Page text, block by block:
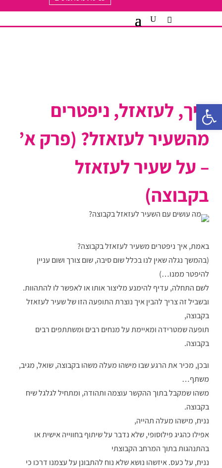
איך, לעזאזל, ניפטרים
מהשעיר לעזאזל? (פרק א’
– על שעיר לעזאזל
בקבוצה)
באמת, איך ניפטרים משעיר לעזאזל בקבוצה?
(בהמשך נגלה שאין לנו בכלל שום סיבה, שום צורך ושום עניין
להיפטר ממנו…)
לשם התחלה, עדיף להימנע מליצור אותו או לאפשר לו להתהוות.
ובשביל זה צריך להבין איך נוצרת התופעה הזו של שעיר לעזאזל
בקבוצה,
תופעה שמטרידה ומאיימת על מנחים רבים ומשתתפים רבים
בקבוצה.
ובכן, מכיר את הרגע שבו מישהו מעלה משהו בקבוצה, שואל, מגיב,
משתף…
משהו שמקבל בתוך ההקשר עוצמה ותהודה, ומתחיל לגלגל שיח
בקבוצה.
נניח, מישהו מעלה תהייה,
אפילו כהגיג פילוסופי, שלא נדבר על שיתוף בחווייה אישית או
בהתנהגות בתוך המרחב הקבוצתי
נניח, על כעס. איזשהו נושא שלא נוח להתבונן על עצמנו דרכו כי
פתח סרגל נגישות